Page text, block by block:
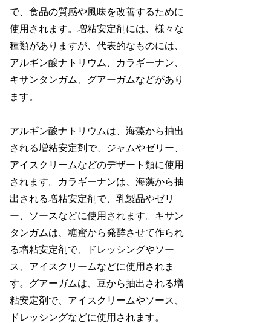
で、食品の質感や風味を改善するために
使用されます。増粘安定剤には、様々な
種類がありますが、代表的なものには、
アルギン酸ナトリウム、カラギーナン、
キサンタンガム、グアーガムなどがあり
ます。
アルギン酸ナトリウムは、海藻から抽出
される増粘安定剤で、ジャムやゼリー、
アイスクリームなどのデザート類に使用
されます。カラギーナンは、海藻から抽
出される増粘安定剤で、乳製品やゼリ
ー、ソースなどに使用されます。キサン
タンガムは、糖蜜から発酵させて作られ
る増粘安定剤で、ドレッシングやソー
ス、アイスクリームなどに使用されま
す。グアーガムは、豆から抽出される増
粘安定剤で、アイスクリームやソース、
ドレッシングなどに使用されます。